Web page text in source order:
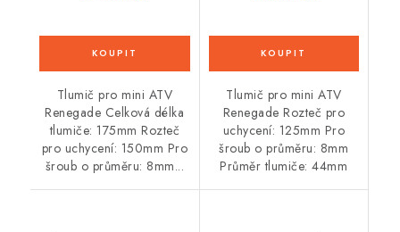
Tlumič pro mini ATV
Renegade Celková délka
tlumiče: 175mm Rozteč
pro uchycení: 150mm Pro
šroub o průměru: 8mm...
Tlumič pro mini ATV
Renegade Rozteč pro
uchycení: 125mm Pro
šroub o průměru: 8mm
Průměr tlumiče: 44mm